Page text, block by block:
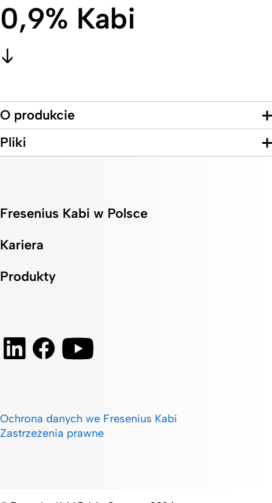
0,9% Kabi
O produkcie
Pliki
Fresenius Kabi w Polsce
Kariera
Produkty
Ochrona danych we Fresenius Kabi
Zastrzeżenia prawne